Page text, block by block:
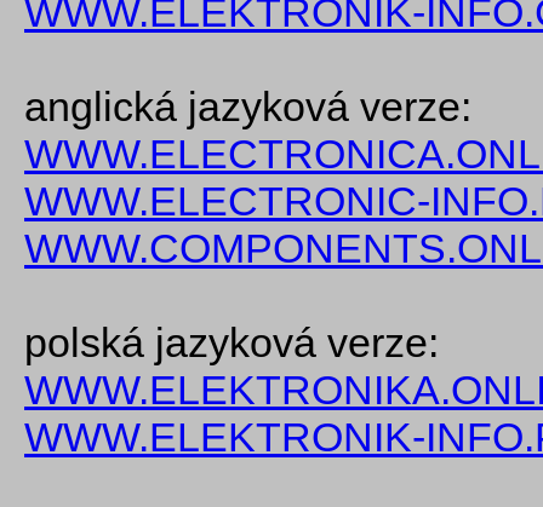
WWW.ELEKTRONIK-
anglická jazyková verze:
WWW.ELECTRONIC-
polská jazyková verze:
WWW.ELEKTRONIK-